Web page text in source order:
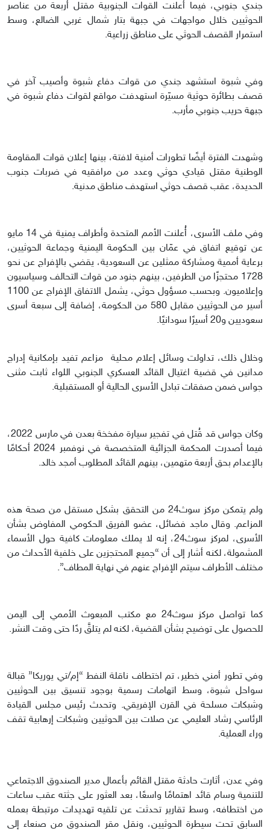
جندي جنوبي، فيما أعلنت القوات الجنوبية مقتل أربعة من عناصر
الحوثيين خلال مواجهات في جبهة بتار شمال غربي الضالع، وسط
استمرار القصف الحوثي على مناطق زراعية.
وفي شبوة استشهد جندي من قوات دفاع شبوة وأصيب آخر في
قصف بطائرة حوثية مسيّرة استهدفت مواقع لقوات دفاع شبوة في
جبهة حريب جنوبي مأرب.
وشهدت الفترة أيضًا تطورات أمنية لافتة، بينها إعلان قوات المقاومة
الوطنية مقتل قيادي حوثي وعدد من مرافقيه في ضربات جنوب
الحديدة، عقب قصف حوثي استهدف مناطق مدنية.
وفي ملف الأسرى، أُعلنت الأمم المتحدة وأطراف يمنية في 14 مايو
عن توقيع اتفاق في عمّان بين الحكومة اليمنية وجماعة الحوثيين،
برعاية أممية ومشاركة ممثلين عن السعودية، يقضي بالإفراج عن نحو
1728 محتجزًا من الطرفين، بينهم جنود من قوات التحالف وسياسيون
وإعلاميون. وبحسب مسؤول حوثي، يشمل الاتفاق الإفراج عن 1100
أسير من الحوثيين مقابل 580 من الحكومة، إضافة إلى سبعة أسرى
سعوديين و20 أسيرًا سودانيًا.
وخلال ذلك، تداولت وسائل إعلام محلية مزاعم تفيد بإمكانية إدراج
مدانين في قضية اغتيال القائد العسكري الجنوبي اللواء ثابت مثنى
جواس ضمن صفقات تبادل الأسرى الحالية أو المستقبلية.
وكان جواس قد قُتل في تفجير سيارة مفخخة بعدن في مارس 2022،
فيما أصدرت المحكمة الجزائية المتخصصة في نوفمبر 2024 أحكامًا
بالإعدام بحق أربعة متهمين، بينهم القائد المطلوب أمجد خالد.
ولم يتمكن مركز سوث24 من التحقق بشكل مستقل من صحة هذه
المزاعم. وقال ماجد فضائل، عضو الفريق الحكومي المفاوض بشأن
الأسرى، لمركز سوث24، إنه لا يملك معلومات كافية حول الأسماء
المشمولة، لكنه أشار إلى أن “جميع المحتجزين على خلفية الأحداث من
مختلف الأطراف سيتم الإفراج عنهم في نهاية المطاف”.
كما تواصل مركز سوث24 مع مكتب المبعوث الأممي إلى اليمن
للحصول على توضيح بشأن القضية، لكنه لم يتلقَّ ردًا حتى وقت النشر.
وفي تطور أمني خطير، تم اختطاف ناقلة النفط “إم/تي يوريكا” قبالة
سواحل شبوة، وسط اتهامات رسمية بوجود تنسيق بين الحوثيين
وشبكات مسلحة في القرن الإفريقي. وتحدث رئيس مجلس القيادة
الرئاسي رشاد العليمي عن صلات بين الحوثيين وشبكات إرهابية تقف
وراء العملية.
وفي عدن، أثارت حادثة مقتل القائم بأعمال مدير الصندوق الاجتماعي
للتنمية وسام قائد اهتمامًا واسعًا، بعد العثور على جثته عقب ساعات
من اختطافه، وسط تقارير تحدثت عن تلقيه تهديدات مرتبطة بعمله
السابق تحت سيطرة الحوثيين، ونقل مقر الصندوق من صنعاء إلى